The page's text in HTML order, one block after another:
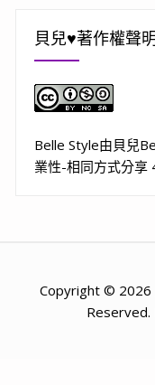
貝兒♥著作權聲
Belle Style由貝兒
業性-相同方式分享
Copyright © 2026
Reserved.